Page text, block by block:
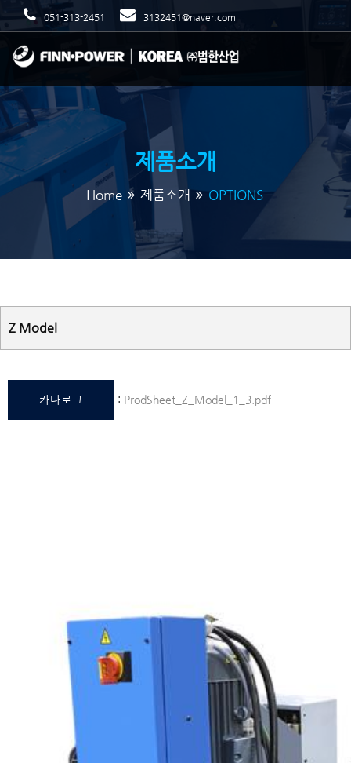
051-313-2451 3132451@naver.com
제품소개
Home 제품소개 OPTIONS
Z Model
카다로그 : ProdSheet_Z_Model_1_3.pdf